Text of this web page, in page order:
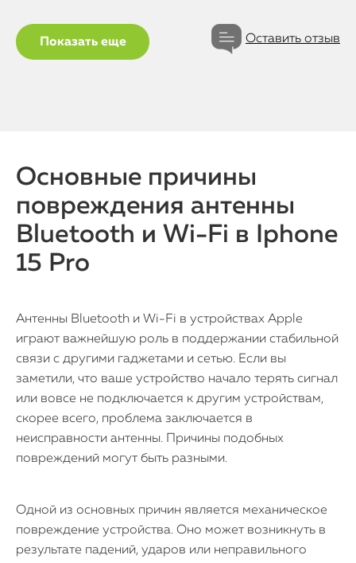
Показать еще Оставить отзыв
Основные причины
повреждения антенны
Bluetooth и Wi-Fi в Iphone
15 Pro
Антенны Bluetooth и Wi-Fi в устройствах Apple
играют важнейшую роль в поддержании стабильной
связи с другими гаджетами и сетью. Если вы
заметили, что ваше устройство начало терять сигнал
или вовсе не подключается к другим устройствам,
скорее всего, проблема заключается в
неисправности антенны. Причины подобных
повреждений могут быть разными.
Одной из основных причин является механическое
повреждение устройства. Оно может возникнуть в
результате падений, ударов или неправильного